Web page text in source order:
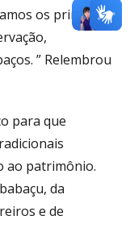
os principais
” Relembrou
para que
ao patrimônio.
da
e de